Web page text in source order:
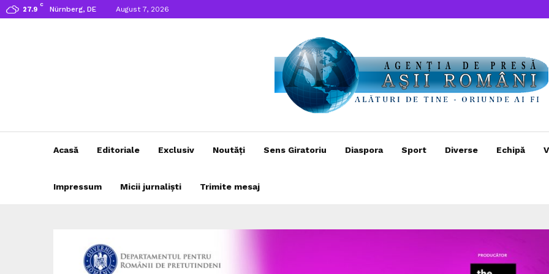
27.9
C
Nürnberg, DE August 7, 2026
Acasă Editoriale Exclusiv Noutăți Sens Giratoriu Diaspora Sport Diverse Echipă
Impressum Micii jurnaliști Trimite mesaj